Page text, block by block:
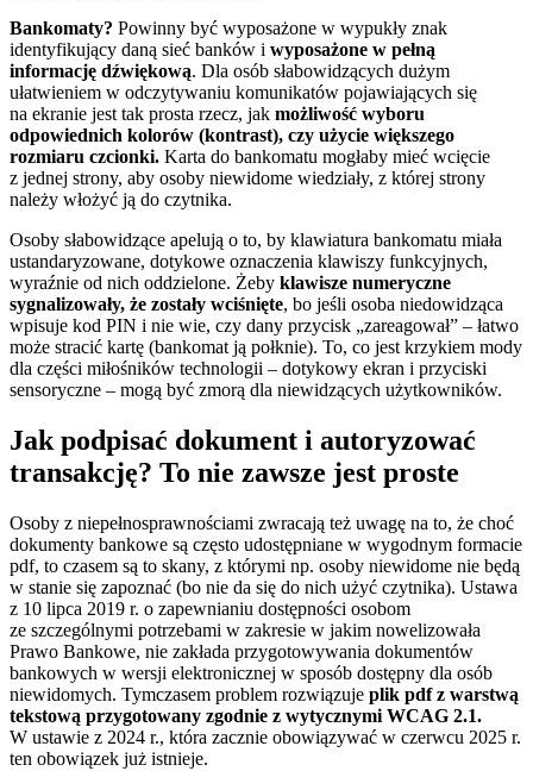
Bankomaty? Powinny być wyposażone w wypukły znak
identyfikujący daną sieć banków i wyposażone w pełną
informację dźwiękową. Dla osób słabowidzących dużym
ułatwieniem w odczytywaniu komunikatów pojawiających się
na ekranie jest tak prosta rzecz, jak możliwość wyboru
odpowiednich kolorów (kontrast), czy użycie większego
rozmiaru czcionki. Karta do bankomatu mogłaby mieć wcięcie
z jednej strony, aby osoby niewidome wiedziały, z której strony
należy włożyć ją do czytnika.
Osoby słabowidzące apelują o to, by klawiatura bankomatu miała
ustandaryzowane, dotykowe oznaczenia klawiszy funkcyjnych,
wyraźnie od nich oddzielone. Żeby klawisze numeryczne
sygnalizowały, że zostały wciśnięte, bo jeśli osoba niedowidząca
wpisuje kod PIN i nie wie, czy dany przycisk „zareagował” – łatwo
może stracić kartę (bankomat ją połknie). To, co jest krzykiem mody
dla części miłośników technologii – dotykowy ekran i przyciski
sensoryczne – mogą być zmorą dla niewidzących użytkowników.
Jak podpisać dokument i autoryzować
transakcję? To nie zawsze jest proste
Osoby z niepełnosprawnościami zwracają też uwagę na to, że choć
dokumenty bankowe są często udostępniane w wygodnym formacie
pdf, to czasem są to skany, z którymi np. osoby niewidome nie będą
w stanie się zapoznać (bo nie da się do nich użyć czytnika). Ustawa
z 10 lipca 2019 r. o zapewnianiu dostępności osobom
ze szczególnymi potrzebami w zakresie w jakim nowelizowała
Prawo Bankowe, nie zakłada przygotowywania dokumentów
bankowych w wersji elektronicznej w sposób dostępny dla osób
niewidomych. Tymczasem problem rozwiązuje plik pdf z warstwą
tekstową przygotowany zgodnie z wytycznymi WCAG 2.1.
W ustawie z 2024 r., która zacznie obowiązywać w czerwcu 2025 r.
ten obowiązek już istnieje.